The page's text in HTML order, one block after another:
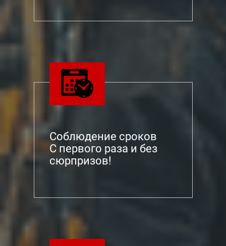
Соблюдение сроков
С первого раза и без
сюрпризов!